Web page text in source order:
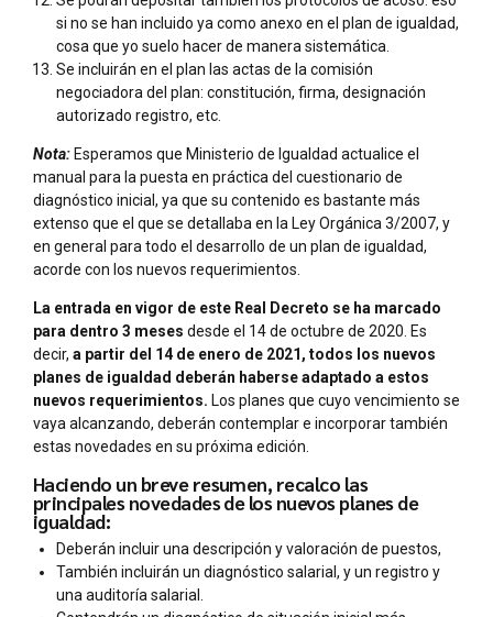
si no se han incluido ya como anexo en el plan de igualdad,
cosa que yo suelo hacer de manera sistemática.
Se incluirán en el plan las actas de la comisión
negociadora del plan: constitución, firma, designación
autorizado registro, etc.
Nota:Esperamos que Ministerio de Igualdad actualice el
manual para la puesta en práctica del cuestionario de
diagnóstico inicial, ya que su contenido es bastante más
extenso que el que se detallaba en la Ley Orgánica 3/2007, y
en general para todo el desarrollo de un plan de igualdad,
acorde con los nuevos requerimientos.
La entrada en vigor de este Real Decreto se ha marcado
para dentro 3 meses desde el 14 de octubre de 2020. Es
decir, a partir del 14 de enero de 2021, todos los nuevos
planes de igualdad deberán haberse adaptado a estos
nuevos requerimientos. Los planes que cuyo vencimiento se
vaya alcanzando, deberán contemplar e incorporar también
estas novedades en su próxima edición.
Haciendo un breve resumen, recalco las
principales novedades de los nuevos planes de
igualdad:
Deberán incluir una descripción y valoración de puestos,
También incluirán un diagnóstico salarial, y un registro y
una auditoría salarial.